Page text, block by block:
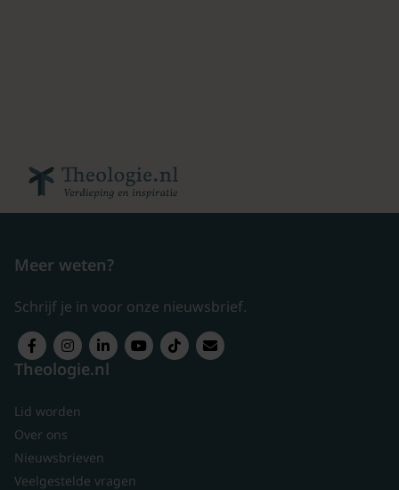
Meer weten?
Schrijf je in voor onze nieuwsbrief.
Theologie.nl
Lid worden
Over ons
Nieuwsbrieven
Veelgestelde vragen